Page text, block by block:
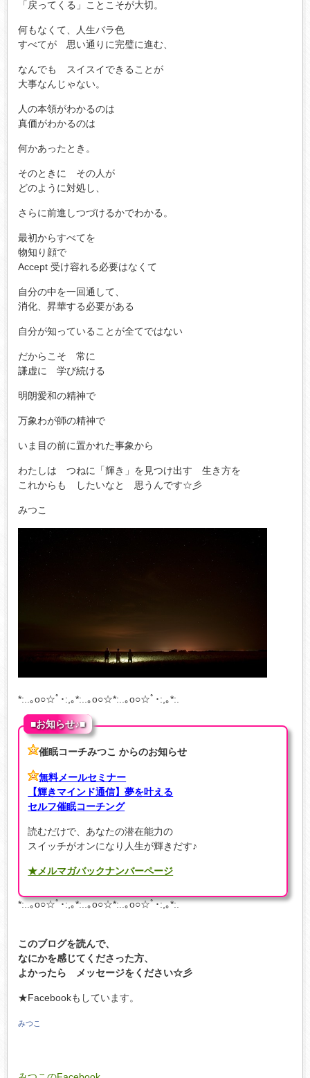
「戻ってくる」ことこそが大切。
何もなくて、人生バラ色
すべてが 思い通りに完璧に進む、
なんでも スイスイできることが
大事なんじゃない。
人の本領がわかるのは
真価がわかるのは
何かあったとき。
そのときに その人が
どのように対処し、
さらに前進しつづけるかでわかる。
最初からすべてを
物知り顔で
Accept 受け容れる必要はなくて
自分の中を一回通して、
消化、昇華する必要がある
自分が知っていることが全てではない
だからこそ 常に
謙虚に 学び続ける
明朗愛和の精神で
万象わが師の精神で
いま目の前に置かれた事象から
わたしは つねに「輝き」を見つけ出す 生き方を
これからも したいなと 思うんです☆彡
みつこ
*:..｡o○☆ﾟ･:,｡*:..｡o○☆*:..｡o○☆ﾟ･:,｡*:.
■お知らせ♪■
催眠コーチみつこ からのお知らせ
無料メールセミナー
【輝きマインド通信】夢を叶える
セルフ催眠コーチング
読むだけで、あなたの潜在能力の
スイッチがオンになり人生が輝きだす♪
★メルマガバックナンバーページ
*:..｡o○☆ﾟ･:,｡*:..｡o○☆*:..｡o○☆ﾟ･:,｡*:.
このブログを読んで、
なにかを感じてくださった方、
よかったら メッセージをください☆彡
★Facebookもしています。
みつこ